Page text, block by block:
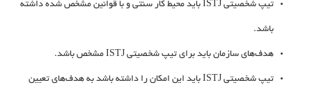
تیپ شخصیتی ISTJ باید محیط کار سنتی و با قوانین مشخص شده داشته
باشد.
هدف‌های سازمان باید برای تیپ شخصیتی ISTJ مشخص باشد.
تیپ شخصیتی ISTJ باید این امکان را داشته باشد به هدف‌های تعیین